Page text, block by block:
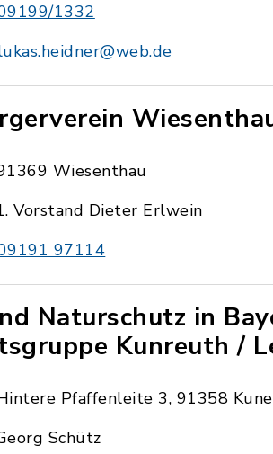
1332
Wiesenthau
Vorstand Dieter Erlwein
97114
Naturschutz in
Kunreuth /
Pfaffenleite 3, 91358
Schütz